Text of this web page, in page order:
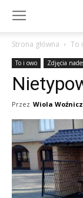
Strona główna To
To i owo Zdjęcia
Przez Wiola